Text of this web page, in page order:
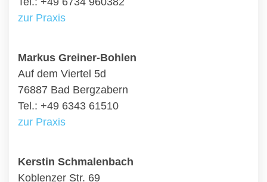
zur Praxis
Markus Greiner-Bohlen
Auf dem Viertel 5d
76887 Bad Bergzabern
Tel.: +49 6343 61510
zur Praxis
Kerstin Schmalenbach
Koblenzer Str. 69